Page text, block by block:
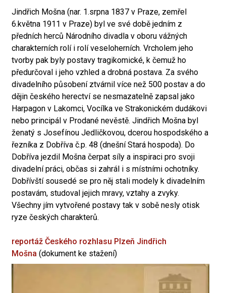
Jindřich Mošna (nar. 1.srpna 1837 v Praze, zemřel
6.května 1911 v Praze) byl ve své době jedním z
předních herců Národního divadla v oboru vážných
charakterních rolí i rolí veseloherních. Vrcholem jeho
tvorby pak byly postavy tragikomické, k čemuž ho
předurčoval i jeho vzhled a drobná postava. Za svého
divadelního působení ztvárnil více než 500 postav a do
dějin českého herectví se nesmazatelně zapsal jako
Harpagon v Lakomci, Vocílka ve Strakonickém dudákovi
nebo principál v Prodané nevěstě. Jindřich Mošna byl
ženatý s Josefínou Jedličkovou, dcerou hospodského a
řezníka z Dobříva č.p. 48 (dnešní Stará hospoda). Do
Dobříva jezdil Mošna čerpat síly a inspiraci pro svoji
divadelní práci, občas si zahrál i s místními ochotníky.
Dobřívští sousedé se pro něj stali modely k divadelním
postavám, studoval jejich mravy, vztahy a zvyky.
Všechny jím vytvořené postavy tak v sobě nesly otisk
ryze českých charakterů.
reportáž Českého rozhlasu Plzeň Jindřich
Mošna (dokument ke stažení)